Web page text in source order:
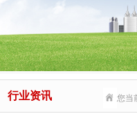
行业资讯 您当